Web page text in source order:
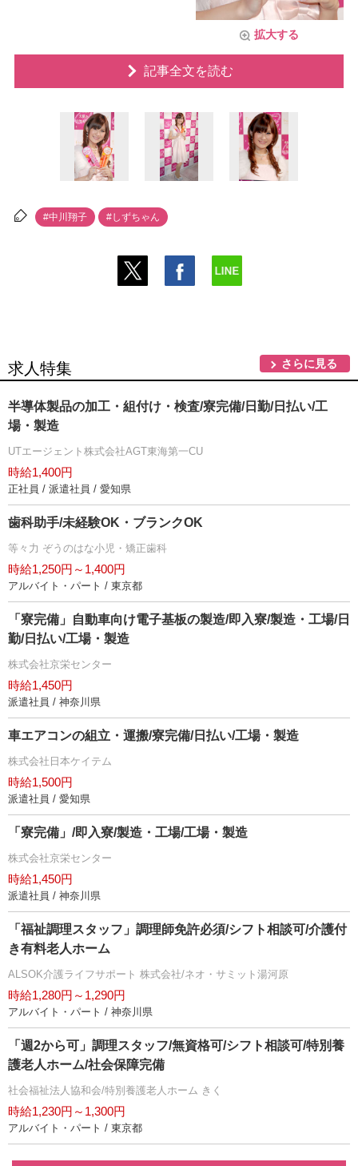
拡大する
記事全文を読む
#中川翔子 #しずちゃん
求人特集 さらに見る
半導体製品の加工・組付け・検査/寮完備/日勤/日払い/工
場・製造
UTエージェント株式会社AGT東海第一CU
時給1,400円
正社員 / 派遣社員 / 愛知県
歯科助手/未経験OK・ブランクOK
等々力 ぞうのはな小児・矯正歯科
時給1,250円～1,400円
アルバイト・パート / 東京都
「寮完備」自動車向け電子基板の製造/即入寮/製造・工場/日
勤/日払い/工場・製造
株式会社京栄センター
時給1,450円
派遣社員 / 神奈川県
車エアコンの組立・運搬/寮完備/日払い/工場・製造
株式会社日本ケイテム
時給1,500円
派遣社員 / 愛知県
「寮完備」/即入寮/製造・工場/工場・製造
株式会社京栄センター
時給1,450円
派遣社員 / 神奈川県
「福祉調理スタッフ」調理師免許必須/シフト相談可/介護付
き有料老人ホーム
ALSOK介護ライフサポート 株式会社/ネオ・サミット湯河原
時給1,280円～1,290円
アルバイト・パート / 神奈川県
「週2から可」調理スタッフ/無資格可/シフト相談可/特別養
護老人ホーム/社会保障完備
社会福祉法人協和会/特別養護老人ホーム きく
時給1,230円～1,300円
アルバイト・パート / 東京都